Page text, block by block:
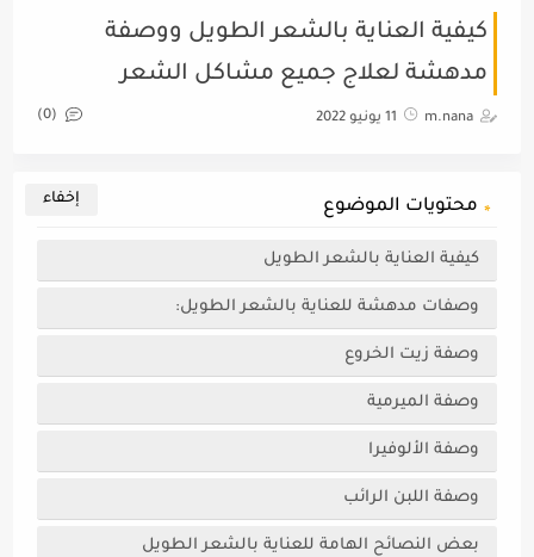
كيفية العناية بالشعر الطويل ووصفة
مدهشة لعلاج جميع مشاكل الشعر
m.nana 11 يونيو 2022 (0)
محتويات الموضوع
كيفية العناية بالشعر الطويل
وصفات مدهشة للعناية بالشعر الطويل:
وصفة زيت الخروع
وصفة الميرمية
وصفة الألوفيرا
وصفة اللبن الرائب
بعض النصائح الهامة للعناية بالشعر الطويل